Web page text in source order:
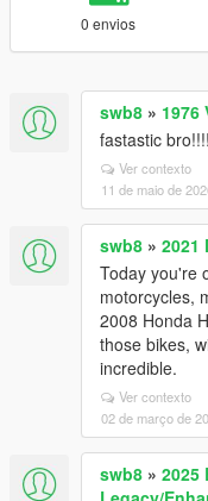
0 envios
swb8 » 1976
fastastic
Ver contexto
11 de maio de
swb8 » 2021
Today you're
motorcycles,
2008 Honda
those bikes,
incredible.
Ver contexto
02 de março de
swb8 » 2025